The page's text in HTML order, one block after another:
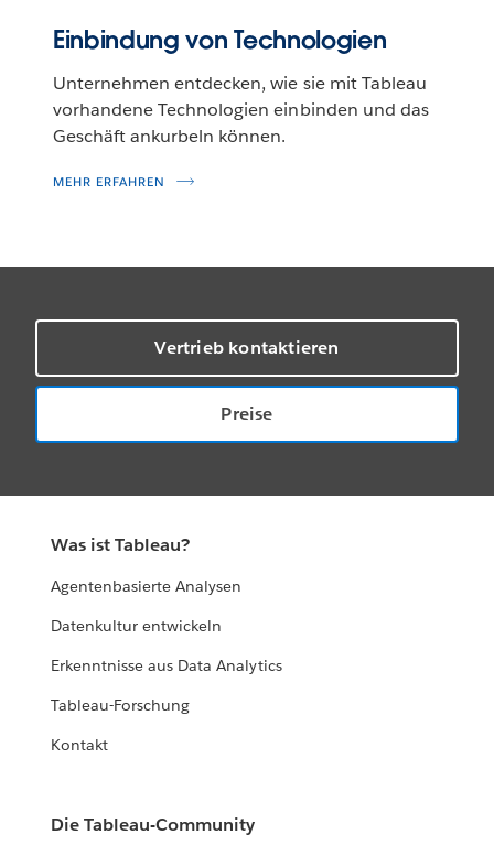
Einbindung von Technologien
Unternehmen entdecken, wie sie mit Tableau
vorhandene Technologien einbinden und das
Geschäft ankurbeln können.
MEHR ERFAHREN
Vertrieb kontaktieren
Preise
Was ist Tableau?
Agentenbasierte Analysen
Datenkultur entwickeln
Erkenntnisse aus Data Analytics
Tableau-Forschung
Kontakt
Die Tableau-Community